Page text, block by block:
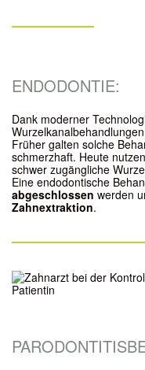
ENDODONTIE:
Dank moderner
Wurzelkanalbehandlungen
Früher galten solche
schmerzhaft. Heute
schwer zugängliche
Eine endodontische
abgeschlossen werden
Zahnextraktion.